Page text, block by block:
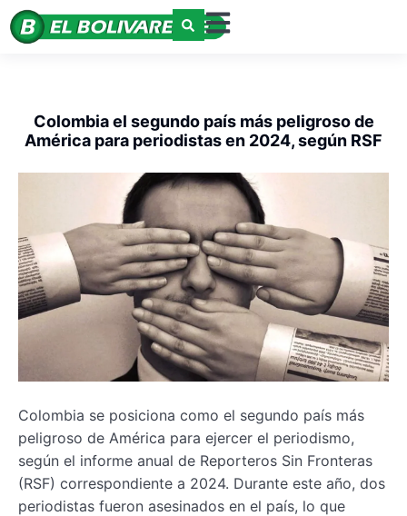
Colombia el segundo país más peligroso de
América para periodistas en 2024, según RSF
Colombia se posiciona como el segundo país más
peligroso de América para ejercer el periodismo,
según el informe anual de Reporteros Sin Fronteras
(RSF) correspondiente a 2024. Durante este año, dos
periodistas fueron asesinados en el país, lo que